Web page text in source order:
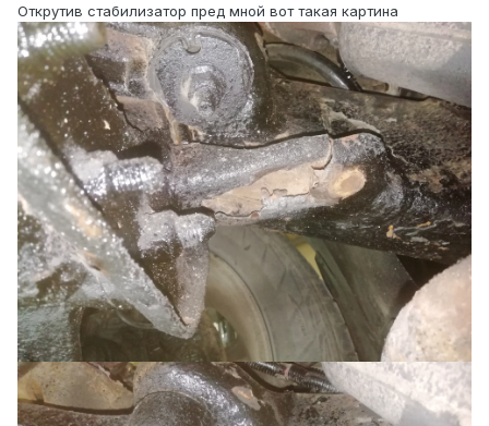
Открутив стабилизатор пред мной вот такая картина